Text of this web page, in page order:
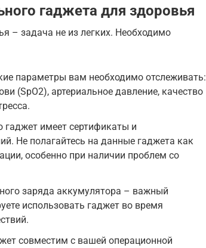
гаджета для здоровья
– задача не из легких. Необходимо
параметры вам необходимо отслеживать:
(SpO2), артериальное давление, качество
гаджет имеет сертификаты и
Не полагайтесь на данные гаджета как
особенно при наличии проблем со
заряда аккумулятора – важный
использовать гаджет во время
совместим с вашей операционной